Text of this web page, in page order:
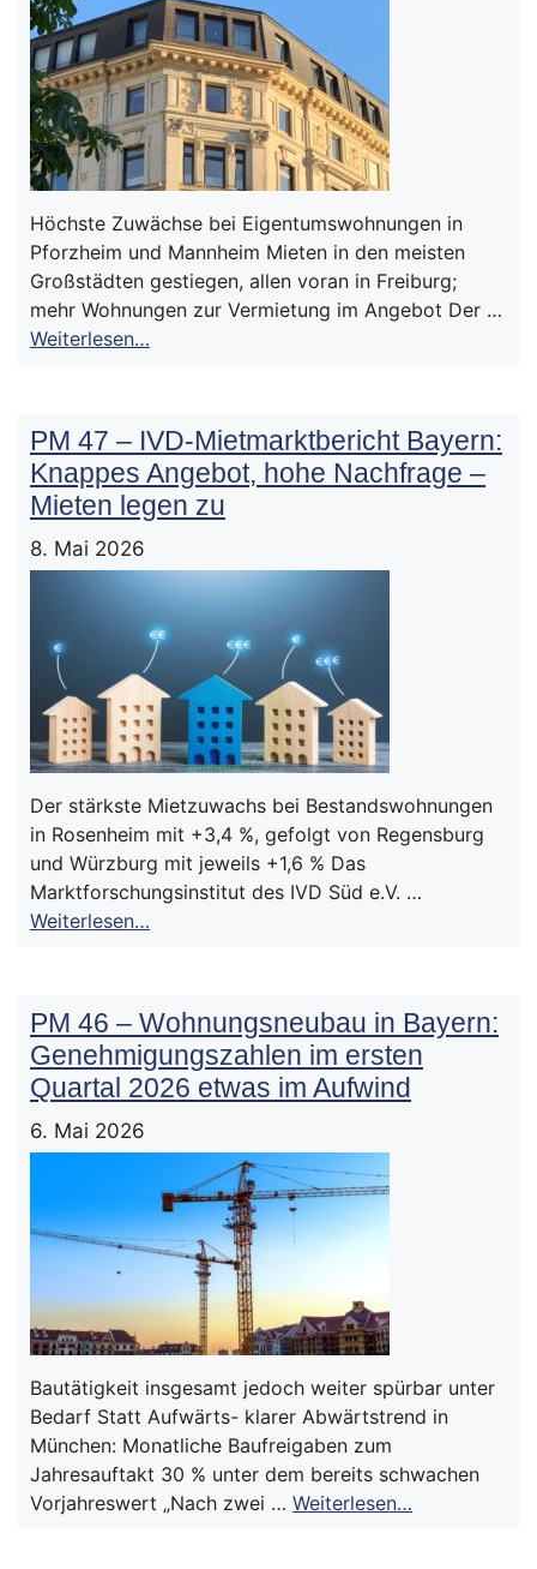
Höchste Zuwächse bei Eigentumswohnungen in
Pforzheim und Mannheim Mieten in den meisten
Großstädten gestiegen, allen voran in Freiburg;
mehr Wohnungen zur Vermietung im Angebot Der …
Weiterlesen…
PM 47 – IVD-Mietmarktbericht Bayern:
Knappes Angebot, hohe Nachfrage –
Mieten legen zu
8. Mai 2026
Der stärkste Mietzuwachs bei Bestandswohnungen
in Rosenheim mit +3,4 %, gefolgt von Regensburg
und Würzburg mit jeweils +1,6 % Das
Marktforschungsinstitut des IVD Süd e.V. …
Weiterlesen…
PM 46 – Wohnungsneubau in Bayern:
Genehmigungszahlen im ersten
Quartal 2026 etwas im Aufwind
6. Mai 2026
Bautätigkeit insgesamt jedoch weiter spürbar unter
Bedarf Statt Aufwärts- klarer Abwärtstrend in
München: Monatliche Baufreigaben zum
Jahresauftakt 30 % unter dem bereits schwachen
Vorjahreswert „Nach zwei … Weiterlesen…